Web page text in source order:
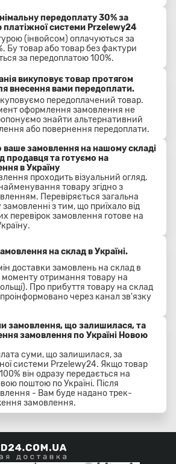
передоплату 30% за
системи Przelewy24
(інвойсом) оплачуються за
Бу товар або товар без фактури
за передоплатою 100%.
викуповує товар протягом
внесення вами передоплати.
передоплачений товар.
оформлення замовлення не
знайти альтернативний
або повернення передоплати.
ваше замовлення на нашому складі
продавця та готуємо на
в Україну
проходить візуальний огляд.
товару згідно з
Перевіряється загальна
замовленні з тим, що приїхало від
перевірок замовлення готове на
на склад в Україні.
доставки замовлень на склад в
моменту отримання товару на
Про прибуття товару на склад
проінформовано через канал зв'язку
замовлення, що залишилася, та
замовлення по Україні Новою
суми, що залишилася, за
системи Przelewy24. Якщо товар
він одразу передається на
поштою по Україні. Після
- Вам буде надано трек-
замовлення.